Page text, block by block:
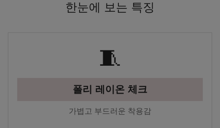
한눈에 보는 특징
🧵
폴리 레이온 체크
가볍고 부드러운 착용감